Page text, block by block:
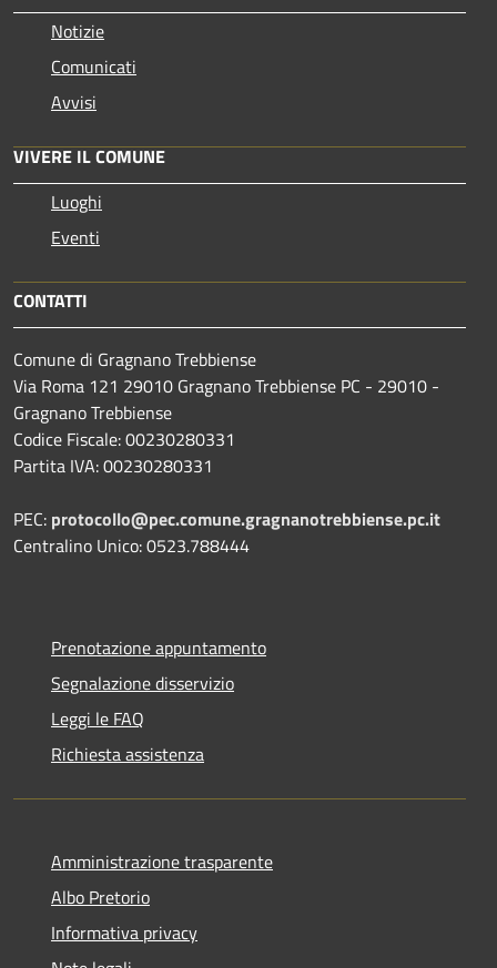
Notizie
Comunicati
Avvisi
VIVERE IL COMUNE
Luoghi
Eventi
CONTATTI
Comune di Gragnano Trebbiense
Via Roma 121 29010 Gragnano Trebbiense PC - 29010 -
Gragnano Trebbiense
Codice Fiscale: 00230280331
Partita IVA: 00230280331
PEC: protocollo@pec.comune.gragnanotrebbiense.pc.it
Centralino Unico: 0523.788444
Prenotazione appuntamento
Segnalazione disservizio
Leggi le FAQ
Richiesta assistenza
Amministrazione trasparente
Albo Pretorio
Informativa privacy